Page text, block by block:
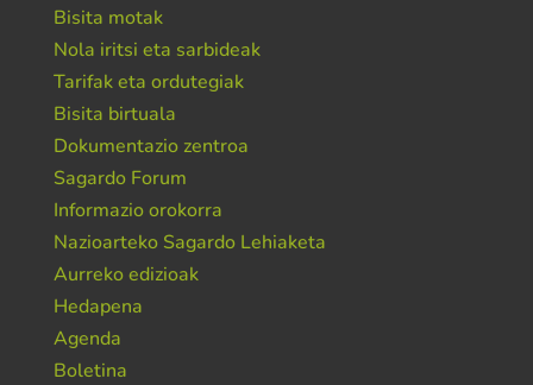
Bisita motak
Nola iritsi eta sarbideak
Tarifak eta ordutegiak
Bisita birtuala
Dokumentazio zentroa
Sagardo Forum
Informazio orokorra
Nazioarteko Sagardo Lehiaketa
Aurreko edizioak
Hedapena
Agenda
Boletina